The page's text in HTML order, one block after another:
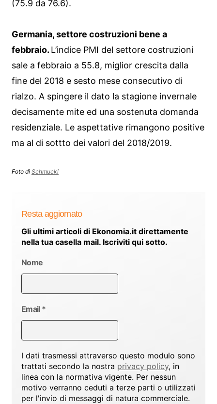
(75.9 da 76.6).
Germania, settore costruzioni bene a
febbraio. L’indice PMI del settore costruzioni
sale a febbraio a 55.8, miglior crescita dalla
fine del 2018 e sesto mese consecutivo di
rialzo. A spingere il dato la stagione invernale
decisamente mite ed una sostenuta domanda
residenziale. Le aspettative rimangono positive
ma al di sottto dei valori del 2018/2019.
Foto di Schmucki
Resta aggiornato
Gli ultimi articoli di Ekonomia.it direttamente
nella tua casella mail. Iscriviti qui sotto.
Nome
Email *
I dati trasmessi attraverso questo modulo sono
trattati secondo la nostra privacy policy, in
linea con la normativa vigente. Per nessun
motivo verranno ceduti a terze parti o utilizzati
per l'invio di messaggi di natura commerciale.